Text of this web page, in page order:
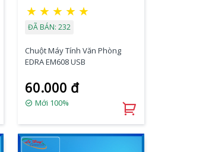
★ ★ ★ ★ ★
ĐÃ BÁN: 232
Chuột Máy Tính Văn Phòng
EDRA EM608 USB
60.000 đ
Mới 100%